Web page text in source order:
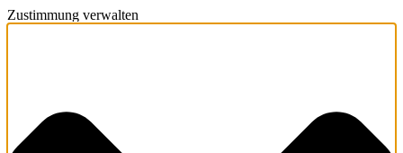
Zustimmung verwalten